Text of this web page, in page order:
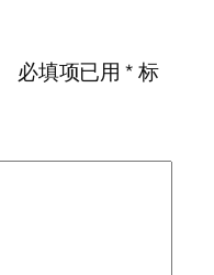
必填项已用*标